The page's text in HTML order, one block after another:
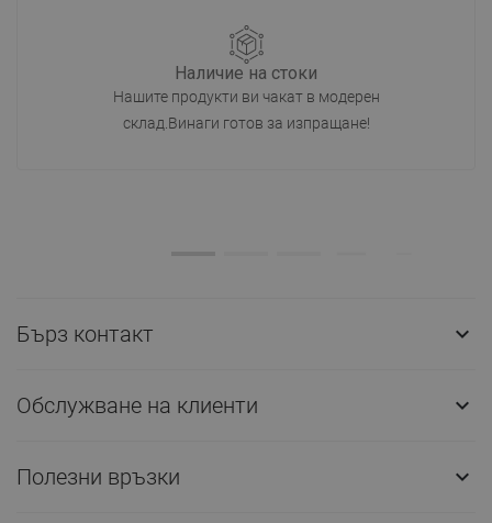
Наличие на стоки
Нашите продукти ви чакат в модерен
склад.Винаги готов за изпращане!
Бърз контакт 
Обслужване на клиенти 
Полезни връзки 